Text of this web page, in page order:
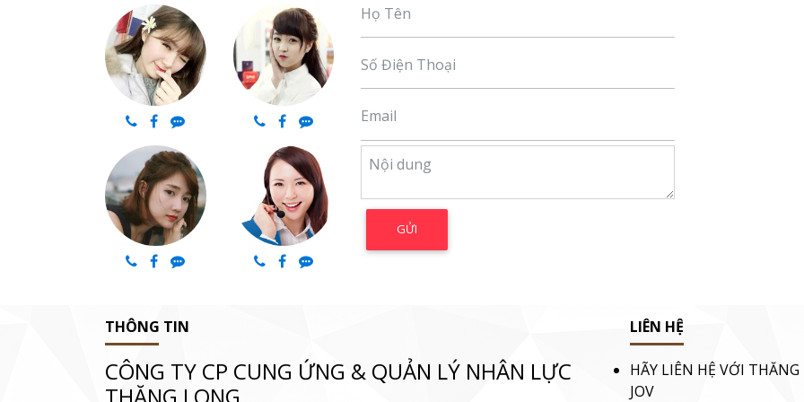
THÔNG TIN
CÔNG TY CP CUNG ỨNG & QUẢN LÝ NHÂN LỰC
LIÊN HỆ
HÃY LIÊN HỆ VỚI THĂNG
JOV